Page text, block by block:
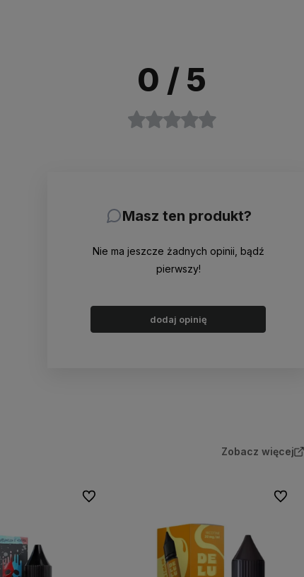
0 / 5
Masz ten produkt?
Nie ma jeszcze żadnych opinii, bądź
pierwszy!
dodaj opinię
Zobacz więcej
Do ulubionych Do